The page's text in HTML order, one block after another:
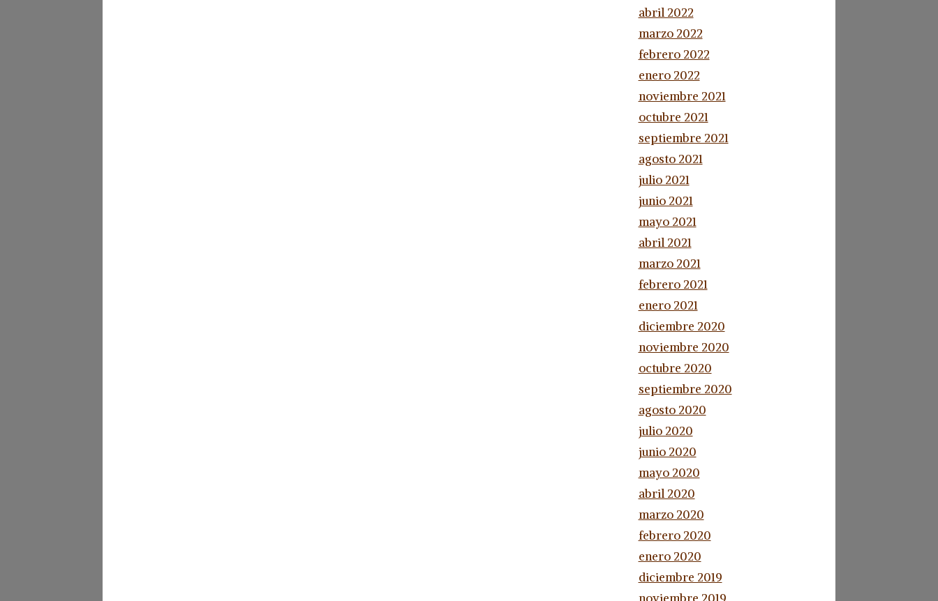
abril 2022
marzo 2022
febrero 2022
enero 2022
noviembre 2021
octubre 2021
septiembre 2021
agosto 2021
julio 2021
junio 2021
mayo 2021
abril 2021
marzo 2021
febrero 2021
enero 2021
diciembre 2020
noviembre 2020
octubre 2020
septiembre 2020
agosto 2020
julio 2020
junio 2020
mayo 2020
abril 2020
marzo 2020
febrero 2020
enero 2020
diciembre 2019